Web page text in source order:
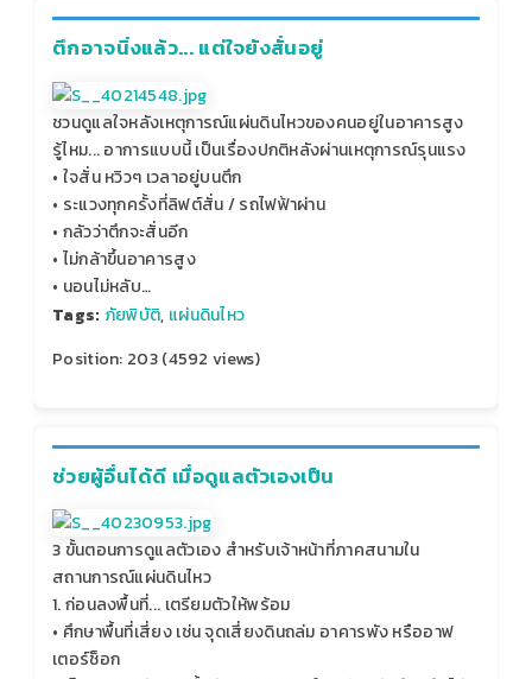
ตึกอาจนิ่งแล้ว... แต่ใจยังสั่นอยู่
ชวนดูแลใจหลังเหตุการณ์แผ่นดินไหวของคนอยู่ในอาคารสูง
รู้ไหม... อาการแบบนี้ เป็นเรื่องปกติหลังผ่านเหตุการณ์รุนแรง
• ใจสั่น หวิวๆ เวลาอยู่บนตึก
• ระแวงทุกครั้งที่ลิฟต์สั่น / รถไฟฟ้าผ่าน
• กลัวว่าตึกจะสั่นอีก
• ไม่กล้าขึ้นอาคารสูง
• นอนไม่หลับ…
Tags: ภัยพิบัติ, แผ่นดินไหว
Position: 203(4592 views)
ช่วยผู้อื่นได้ดี เมื่อดูแลตัวเองเป็น
3 ขั้นตอนการดูแลตัวเอง สำหรับเจ้าหน้าที่ภาคสนามใน
สถานการณ์แผ่นดินไหว
1. ก่อนลงพื้นที่... เตรียมตัวให้พร้อม
• ศึกษาพื้นที่เสี่ยง เช่น จุดเสี่ยงดินถล่ม อาคารพัง หรืออาฟ
เตอร์ช็อก